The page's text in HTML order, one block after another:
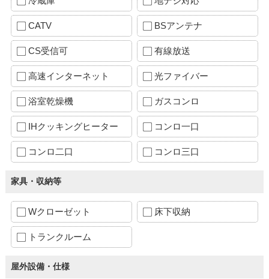
CATV BSアンテナ
CS受信可 有線放送
高速インターネット 光ファイバー
浴室乾燥機 ガスコンロ
IHクッキングヒーター コンロ一口
コンロ二口 コンロ三口
家具・収納等
Wクローゼット 床下収納
トランクルーム
屋外設備・仕様